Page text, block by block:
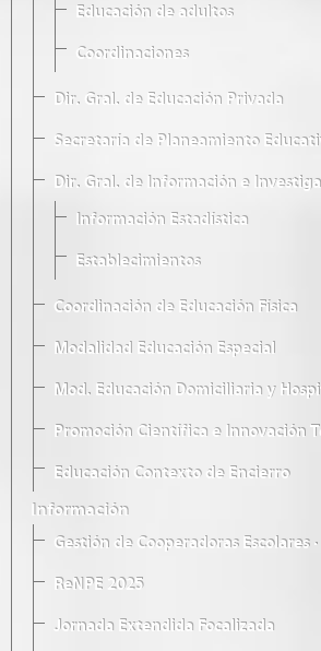
Educación de adultos
Coordinaciones
Dir. Gral. de Educación Privada
Secretaría de Planeamiento
Dir. Gral. de Información e
Información Estadística
Establecimientos
Coordinación de Educación Física
Modalidad Educación Especial
Mod. Educación Domiciliaria y
Promoción Científica e Innovación
Educación Contexto de Encierro
Información
Gestión de Cooperadoras Escolares
ReNPE 2025
Jornada Extendida Focalizada